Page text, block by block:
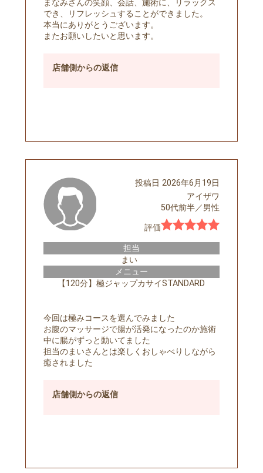
まなみさんの笑顔、会話、施術に、リラックス
でき、リフレッシュすることができました。
本当にありがとうございます。
またお願いしたいと思います。
店舗側からの返信
アイザワ
50代前半／男性
投稿日2026年6月19日
評価
担当
まい
メニュー
【120分】極ジャップカサイSTANDARD
今回は極みコースを選んでみました
お腹のマッサージで腸が活発になったのか施術
中に腸がずっと動いてました
担当のまいさんとは楽しくおしゃべりしながら
癒されました
店舗側からの返信